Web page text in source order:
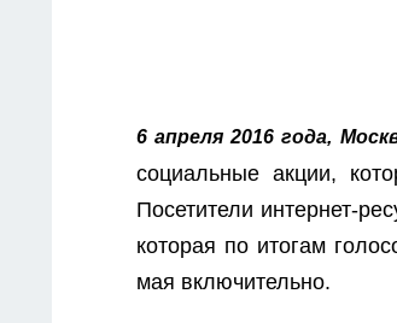
6 апреля 2016 года,
социальные акции,
Посетители интернет-
которая по итогам
мая включительно.